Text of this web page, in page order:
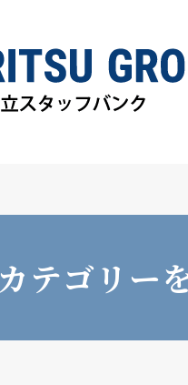
カテゴリー